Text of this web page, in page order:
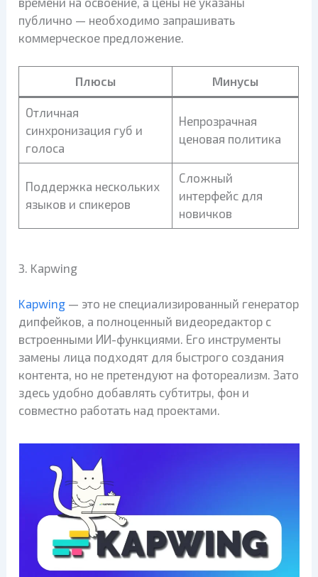
публично — необходимо запрашивать
коммерческое предложение.
Плюсы Минусы
Отличная
синхронизация губ и
голоса
Непрозрачная
ценовая политика
Поддержка нескольких
языков и спикеров
Сложный
интерфейс для
новичков
3. Kapwing
Kapwing — это не специализированный генератор
дипфейков, а полноценный видеоредактор с
встроенными ИИ-функциями. Его инструменты
замены лица подходят для быстрого создания
контента, но не претендуют на фотореализм. Зато
здесь удобно добавлять субтитры, фон и
совместно работать над проектами.